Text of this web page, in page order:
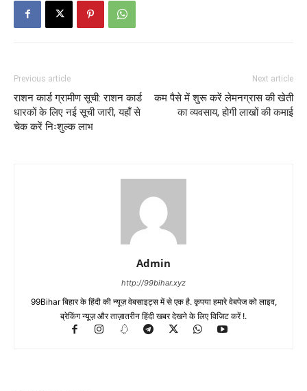
Previous article
राशन कार्ड ग्रामीण सूची: राशन कार्ड
धारकों के लिए नई सूची जारी, यहाँ से
चेक करें निःशुल्क लाभ
Next article
कम पैसे में शुरू करें लेमनग्रास की खेती
का व्यवसाय, होगी लाखों की कमाई
Admin
http://99bihar.xyz
99Bihar बिहार के हिंदी की न्यूज़ वेबसाइट्स में से एक है. कृपया हमारे वेबपेज को लाइव,
ब्रेकिंग न्यूज़ और ताज़ातरीन हिंदी खबर देखने के लिए विजिट करें !.